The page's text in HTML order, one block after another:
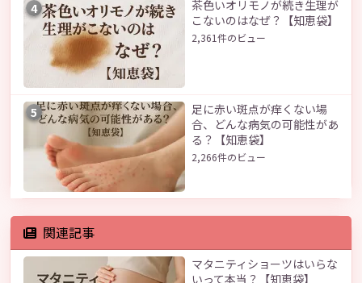
4
茶色いオリモノが続き生理が
こないのはなぜ？【知恵袋】
2,361件のビュー
5
足に赤い斑点が痒くない場
合、どんな病気の可能性があ
る？【知恵袋】
2,266件のビュー
関連記事
マタニティショーツはいらな
いって本当？【知恵袋】